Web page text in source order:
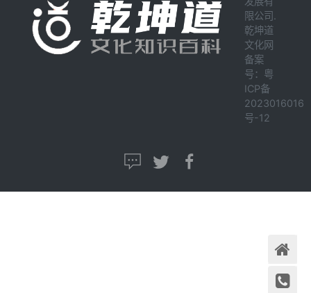
乾坤道
文化网
备案
号：粤
ICP备
2023016016
号-12
首页